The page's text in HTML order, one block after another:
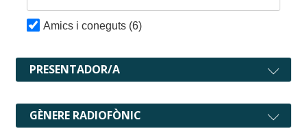
Amics i coneguts (6)
PRESENTADOR/A
GÈNERE RADIOFÒNIC